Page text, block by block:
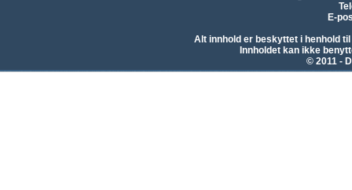
E-
Alt innhold er beskyttet i henhold
Innholdet kan ikke
© 2011 -